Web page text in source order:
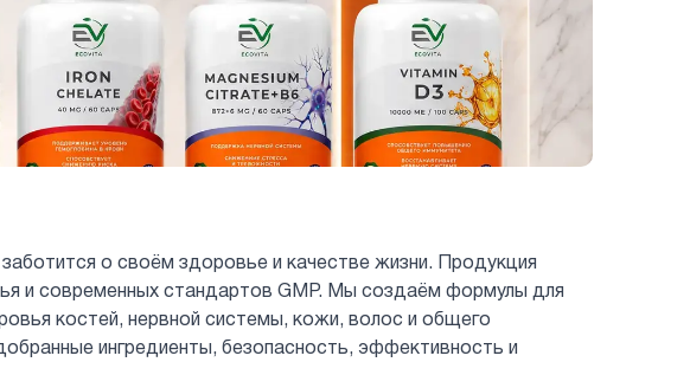
о своём здоровье и качестве жизни. Продукция
и современных стандартов GMP. Мы создаём формулы для
костей, нервной системы, кожи, волос и общего
ингредиенты, безопасность, эффективность и